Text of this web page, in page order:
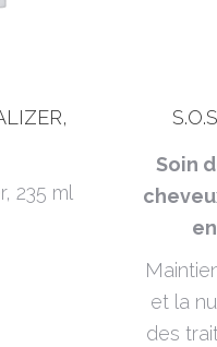
235 ml
Soin
et la
des